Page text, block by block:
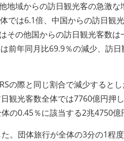
地域からの訪日観光客の急激
では6.1倍、中国からの訪日観
その他国からの訪日観光客数
前年同月比69.9％の減少、訪
の際と同じ割合で減少すると
観光客数全体では7760億円押
の0.45％に該当する2兆4750億
。団体旅行が全体の3分の1程